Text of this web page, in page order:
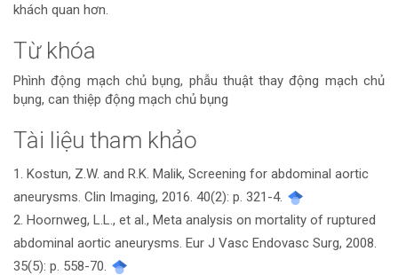
khách quan hơn.
Từ khóa
Phình động mạch chủ bụng, phẫu thuật thay động mạch chủ
bụng, can thiệp động mạch chủ bụng
Chi
tiết
bài
viết
Tài liệu tham khảo
1. Kostun, Z.W. and R.K. Malik, Screening for abdominal aortic
aneurysms. Clin Imaging, 2016. 40(2): p. 321-4.
2. Hoornweg, L.L., et al., Meta analysis on mortality of ruptured
abdominal aortic aneurysms. Eur J Vasc Endovasc Surg, 2008.
35(5): p. 558-70.